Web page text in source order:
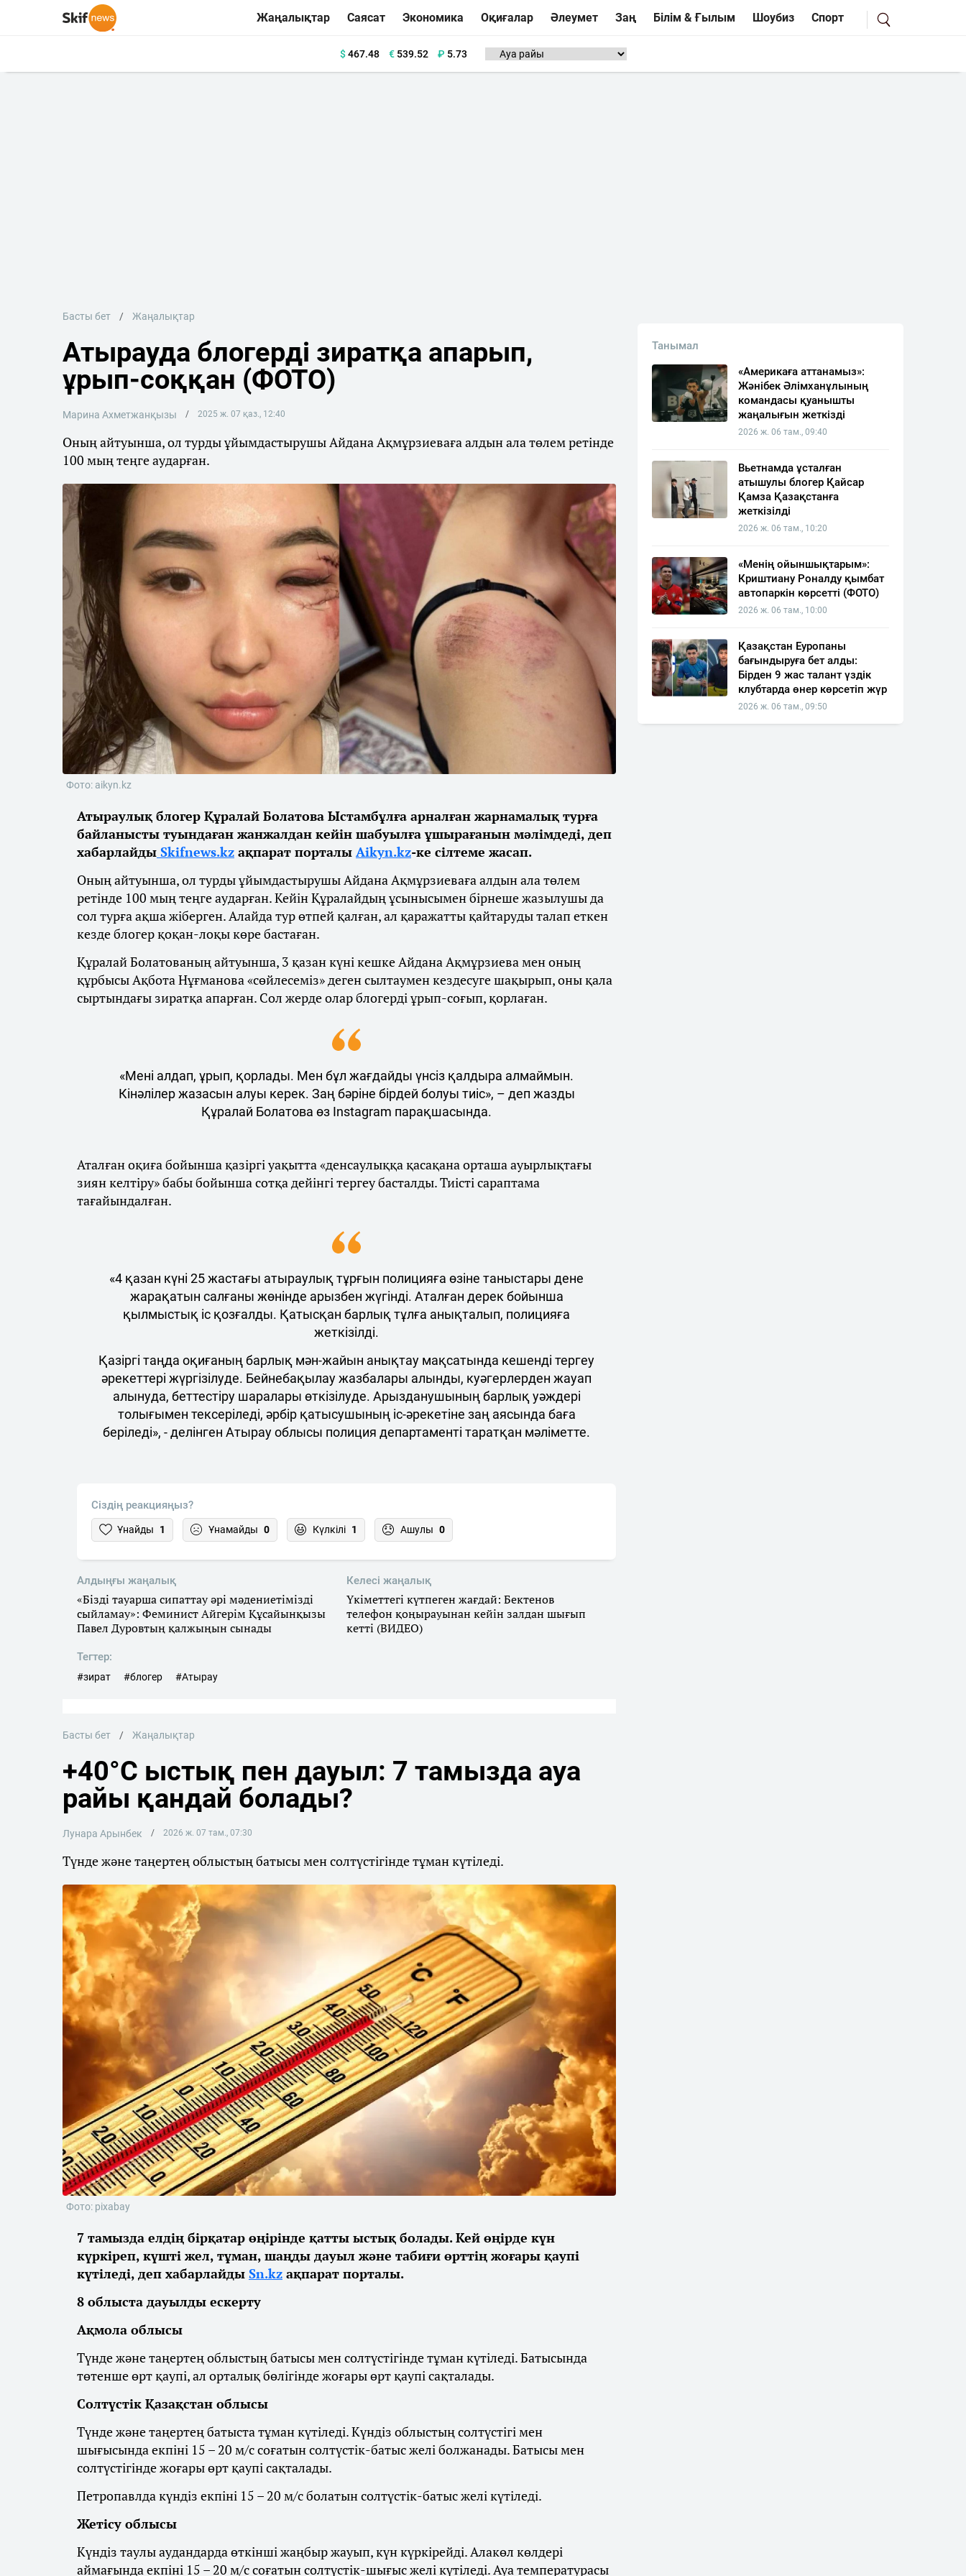
Жаңалықтар Саясат Экономика Оқиғалар Әлеумет Заң Білім & Ғылым Шоубиз Спорт
$467.48 €539.52 ₽ 5.73
Басты бет Жаңалықтар
Атырауда блогерді зиратқа апарып,
ұрып-соққан (ФОТО)
Марина Ахметжанқызы 2025 ж. 07 қаз., 12:40
Оның айтуынша, ол турды ұйымдастырушы Айдана Ақмұрзиеваға алдын ала төлем ретінде
100 мың теңге аударған.
Фото: aikyn.kz
Атыраулық блогер Құралай Болатова Ыстамбұлға арналған жарнамалық турға
байланысты туындаған жанжалдан кейін шабуылға ұшырағанын мәлімдеді, деп
хабарлайды Skifnews.kz ақпарат порталы Aikyn.kz-ке сілтеме жасап.
Оның айтуынша, ол турды ұйымдастырушы Айдана Ақмұрзиеваға алдын ала төлем
ретінде 100 мың теңге аударған. Кейін Құралайдың ұсынысымен бірнеше жазылушы да
сол турға ақша жіберген. Алайда тур өтпей қалған, ал қаражатты қайтаруды талап еткен
кезде блогер қоқан-лоқы көре бастаған.
Құралай Болатованың айтуынша, 3 қазан күні кешке Айдана Ақмұрзиева мен оның
құрбысы Ақбота Нұғманова «сөйлесеміз» деген сылтаумен кездесуге шақырып, оны қала
сыртындағы зиратқа апарған. Сол жерде олар блогерді ұрып-соғып, қорлаған.
«Мені алдап, ұрып, қорлады. Мен бұл жағдайды үнсіз қалдыра алмаймын.
Кінәлілер жазасын алуы керек. Заң бәріне бірдей болуы тиіс», – деп жазды
Құралай Болатова өз Instagram парақшасында.
Аталған оқиға бойынша қазіргі уақытта «денсаулыққа қасақана орташа ауырлықтағы
зиян келтіру» бабы бойынша сотқа дейінгі тергеу басталды. Тиісті сараптама
тағайындалған.
«4 қазан күні 25 жастағы атыраулық тұрғын полицияға өзіне таныстары дене
жарақатын салғаны жөнінде арызбен жүгінді. Аталған дерек бойынша
қылмыстық іс қозғалды. Қатысқан барлық тұлға анықталып, полицияға
жеткізілді.
Қазіргі таңда оқиғаның барлық мән-жайын анықтау мақсатында кешенді тергеу
әрекеттері жүргізілуде. Бейнебақылау жазбалары алынды, куәгерлерден жауап
алынуда, беттестіру шаралары өткізілуде. Арызданушының барлық уәждері
толығымен тексеріледі, әрбір қатысушының іс-әрекетіне заң аясында баға
беріледі», - делінген Атырау облысы полиция департаменті таратқан мәліметте.
Сіздің реакцияңыз?
Ұнайды 1 Ұнамайды 0 Күлкілі 1 Ашулы 0
Алдыңғы жаңалық
«Бізді тауарша сипаттау әрі мәдениетімізді
сыйламау»: Феминист Айгерім Құсайынқызы
Павел Дуровтың қалжыңын сынады
Келесі жаңалық
Үкіметтегі күтпеген жағдай: Бектенов
телефон қоңырауынан кейін залдан шығып
кетті (ВИДЕО)
Тегтер:
#зират #блогер #Атырау
Басты бет Жаңалықтар
+40°C ыстық пен дауыл: 7 тамызда ауа
райы қандай болады?
Лунара Арынбек 2026 ж. 07 там., 07:30
Түнде және таңертең облыстың батысы мен солтүстігінде тұман күтіледі.
Фото: pixabay
7 тамызда елдің бірқатар өңірінде қатты ыстық болады. Кей өңірде күн
күркіреп, күшті жел, тұман, шаңды дауыл және табиғи өрттің жоғары қаупі
күтіледі, деп хабарлайды Sn.kz ақпарат порталы.
8 облыста дауылды ескерту
Ақмола облысы
Түнде және таңертең облыстың батысы мен солтүстігінде тұман күтіледі. Батысында
төтенше өрт қаупі, ал орталық бөлігінде жоғары өрт қаупі сақталады.
Солтүстік Қазақстан облысы
Түнде және таңертең батыста тұман күтіледі. Күндіз облыстың солтүстігі мен
шығысында екпіні 15 – 20 м/с соғатын солтүстік-батыс желі болжанады. Батысы мен
солтүстігінде жоғары өрт қаупі сақталады.
Петропавлда күндіз екпіні 15 – 20 м/с болатын солтүстік-батыс желі күтіледі.
Жетісу облысы
Күндіз таулы аудандарда өткінші жаңбыр жауып, күн күркірейді. Алакөл көлдері
аймағында екпіні 15 – 20 м/с соғатын солтүстік-шығыс желі күтіледі. Ауа температурасы
Танымал
«Америкаға аттанамыз»:
Жәнібек Әлімханұлының
командасы қуанышты
жаңалығын жеткізді
2026 ж. 06 там., 09:40
Вьетнамда ұсталған
атышулы блогер Қайсар
Қамза Қазақстанға
жеткізілді
2026 ж. 06 там., 10:20
«Менің ойыншықтарым»:
Криштиану Роналду қымбат
автопаркін көрсетті (ФОТО)
2026 ж. 06 там., 10:00
Қазақстан Еуропаны
бағындыруға бет алды:
Бірден 9 жас талант үздік
клубтарда өнер көрсетіп жүр
2026 ж. 06 там., 09:50